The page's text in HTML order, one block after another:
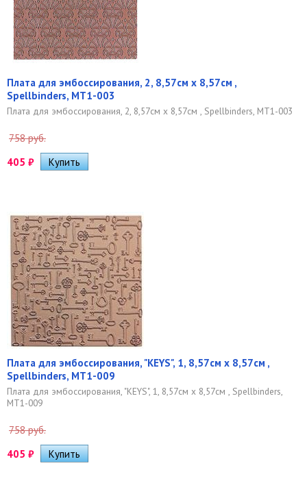
Плата для эмбоссирования, 2, 8,57см x 8,57см ,
Spellbinders, MT1-003
Плата для эмбоссирования, 2, 8,57см x 8,57см , Spellbinders, MT1-003
758 руб.
405 ₽
Плата для эмбоссирования, "KEYS", 1, 8,57см x 8,57см ,
Spellbinders, MT1-009
Плата для эмбоссирования, "KEYS", 1, 8,57см x 8,57см , Spellbinders,
MT1-009
758 руб.
405 ₽